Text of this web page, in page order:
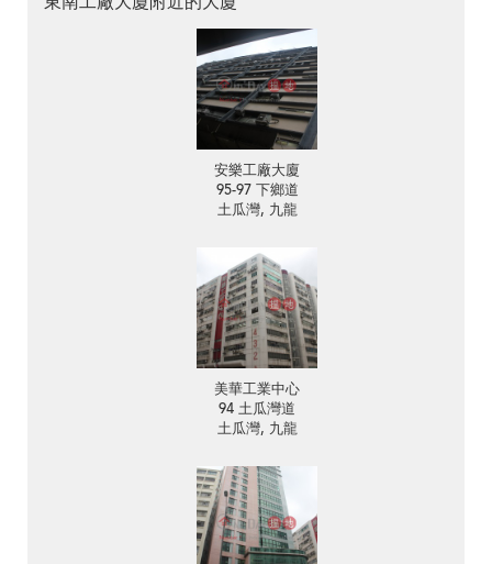
安樂工廠大廈
95-97 下鄉道
土瓜灣, 九龍
美華工業中心
94 土瓜灣道
土瓜灣, 九龍